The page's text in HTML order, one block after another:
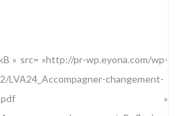
» src= »http://pr-wp.eyona.com/wp-
LVA24_Accompagner-changement-
1.pdf »